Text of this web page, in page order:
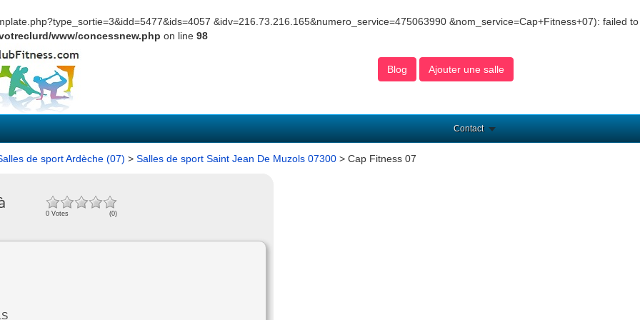
&idv=216.73.216.165&numero_service=475063990 &nom_service=Cap+Fitness+07): failed to
www/concessnew.php on line 98
Blog Ajouter une salle
Contact
de sport Ardèche (07) > Salles de sport Saint Jean De Muzols 07300 > Cap Fitness 07
0 Votes (0)